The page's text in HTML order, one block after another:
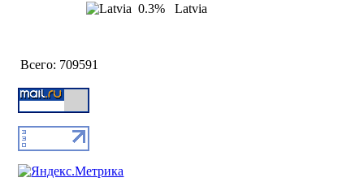
0.3%
Latvia
Всего: 709591